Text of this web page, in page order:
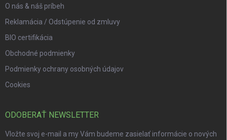
O nás & náš príbeh
Reklamácia / Odstúpenie od zmluvy
BIO certifikácia
Obchodné podmienky
Podmienky ochrany osobných údajov
Cookies
ODOBERAŤ NEWSLETTER
Vložte svoj e-mail a my Vám budeme zasielať informácie o nových